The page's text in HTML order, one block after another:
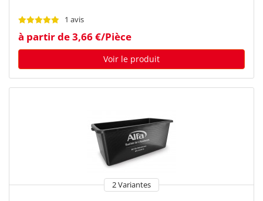
1 avis
à partir de 3,66 €/Pièce
Voir le produit
2 Variantes